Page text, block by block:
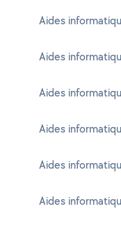
Aides
Aides
Aides
Aides
Aides
Aides